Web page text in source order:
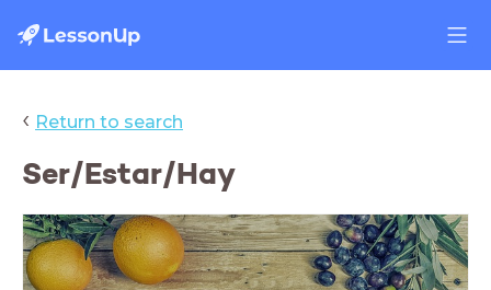
‹ Return to search
Ser/Estar/Hay